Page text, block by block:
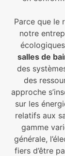
Parce que le
notre
salles de
des
des
approche
sur les
relatifs aux
gamme
générale,
fiers d’être